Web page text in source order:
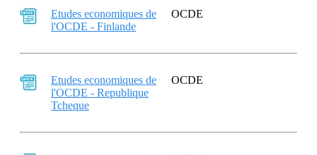
Etudes economiques de
l'OCDE - Finlande
OCDE
Etudes economiques de
l'OCDE - Republique
Tcheque
OCDE